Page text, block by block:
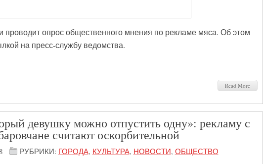
опрос общественного мнения по рекламе мяса. Об этом
на пресс-службу ведомства.
Read More
девушку можно отпустить одну»: рекламу с
считают оскорбительной
РУБРИКИ: ГОРОДА, КУЛЬТУРА, НОВОСТИ, ОБЩЕСТВО